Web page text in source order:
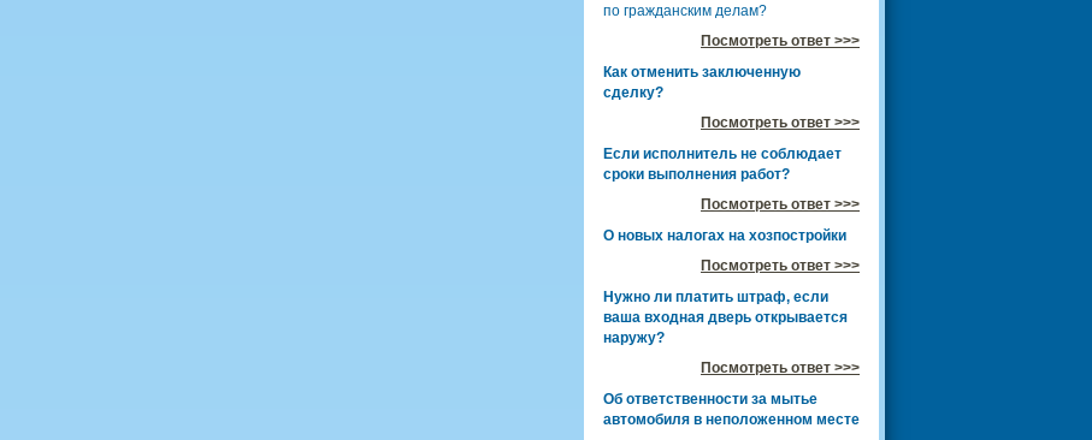
по гражданским делам?
Посмотреть ответ >>>
Как отменить заключенную
сделку?
Посмотреть ответ >>>
Если исполнитель не соблюдает
сроки выполнения работ?
Посмотреть ответ >>>
О новых налогах на хозпостройки
Посмотреть ответ >>>
Нужно ли платить штраф, если
ваша входная дверь открывается
наружу?
Посмотреть ответ >>>
Об ответственности за мытье
автомобиля в неположенном месте